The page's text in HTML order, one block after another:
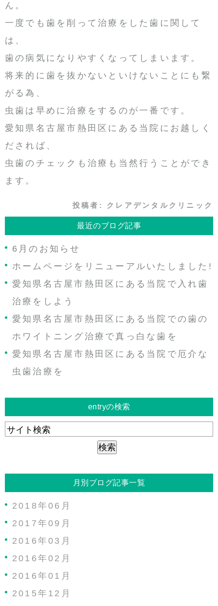
ん。
一度でも歯を削って治療をした歯に関して
は、
歯の病気になりやすくなってしまいます。
将来的に歯を抜かないといけないことにも繋
がる為、
虫歯は早めに治療をするのが一番です。
愛知県名古屋市熱田区にある当院にお越しく
だされば、
虫歯のチェックも治療も当然行うことができ
ます。
投稿者: クレアデンタルクリニック
最近のブログ記事
6月のお知らせ
ホームページをリニューアルいたしました!
愛知県名古屋市熱田区にある当院で入れ歯
治療をしよう
愛知県名古屋市熱田区にある当院での歯の
ホワイトニング治療で真っ白な歯を
愛知県名古屋市熱田区にある当院で厄介な
虫歯治療を
entryの検索
月別ブログ記事一覧
2018年06月
2017年09月
2016年03月
2016年02月
2016年01月
2015年12月